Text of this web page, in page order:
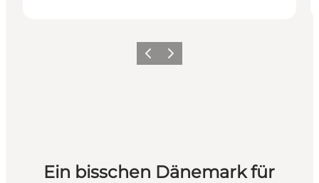
ZurückWeiter
Ein bisschen Dänemark für